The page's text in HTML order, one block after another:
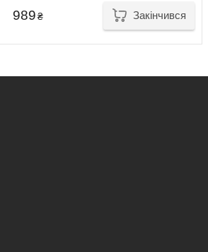
989₴ Закінчився